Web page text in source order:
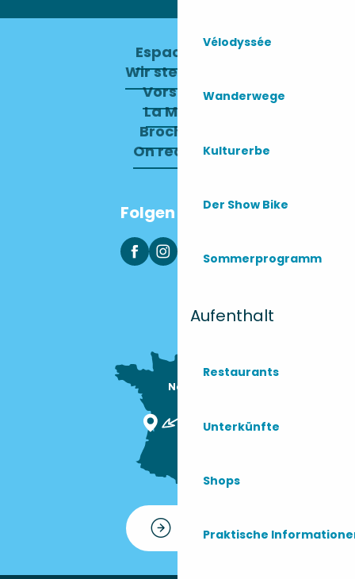
Vélodyssée
Wanderwege
Kulturerbe
Der Show Bike
Sommerprogramm
Aufenthalt
Restaurants
Unterkünfte
Shops
Praktische
Espace pro
Wir stellen ein
Vorstand
La Mairie
Brochures
On recrute !
Folgen Sie uns
Nous sommes
Kontakt